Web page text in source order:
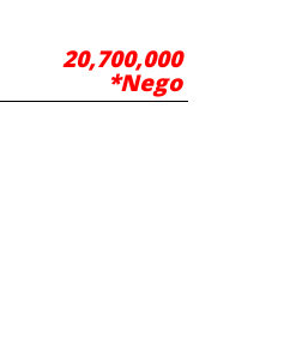
20,700,000
*Nego